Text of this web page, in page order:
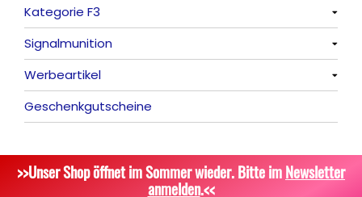
Indoor-Fontänen
Herz- und Konfetti-Shooter
Wunderkerzen, Fackeln
Tischfeuerwerk
Dekoration, Knicklichter
Alle anzeigen
Kategorie F3
Alle anzeigen
Signalmunition
Alle anzeigen
Platzpatronen
Zubehör
Werbeartikel
Alle anzeigen
Attrappen
Geschenkgutscheine
>>Unser Shop öffnet im Sommer wieder. Bitte imNewsletter
anmelden.<<